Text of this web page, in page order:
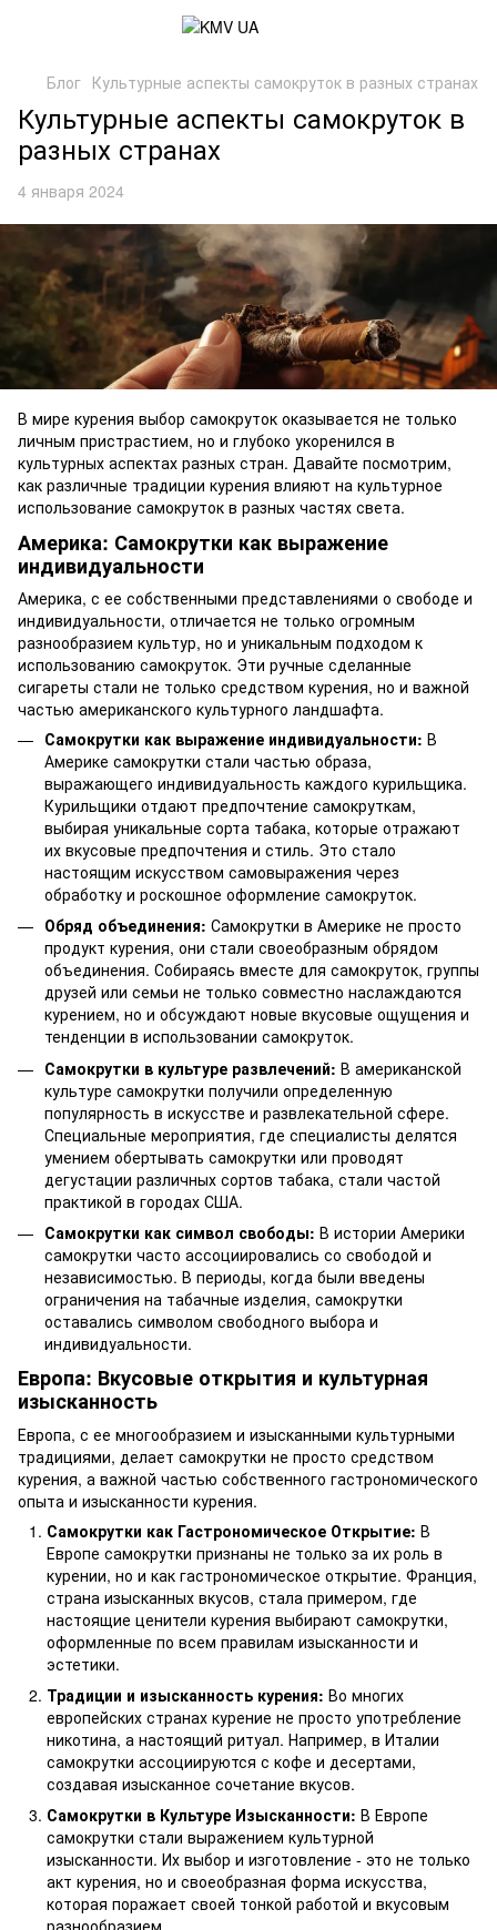
Блог Культурные аспекты самокруток в разных странах
Культурные аспекты самокруток в
разных странах
4 января 2024
В мире курения выбор самокруток оказывается не только
личным пристрастием, но и глубоко укоренился в
культурных аспектах разных стран. Давайте посмотрим,
как различные традиции курения влияют на культурное
использование самокруток в разных частях света.
Америка: Самокрутки как выражение
индивидуальности
Америка, с ее собственными представлениями о свободе и
индивидуальности, отличается не только огромным
разнообразием культур, но и уникальным подходом к
использованию самокруток. Эти ручные сделанные
сигареты стали не только средством курения, но и важной
частью американского культурного ландшафта.
Самокрутки как выражение индивидуальности: В
Америке самокрутки стали частью образа,
выражающего индивидуальность каждого курильщика.
Курильщики отдают предпочтение самокруткам,
выбирая уникальные сорта табака, которые отражают
их вкусовые предпочтения и стиль. Это стало
настоящим искусством самовыражения через
обработку и роскошное оформление самокруток.
Обряд объединения: Самокрутки в Америке не просто
продукт курения, они стали своеобразным обрядом
объединения. Собираясь вместе для самокруток, группы
друзей или семьи не только совместно наслаждаются
курением, но и обсуждают новые вкусовые ощущения и
тенденции в использовании самокруток.
Самокрутки в культуре развлечений: В американской
культуре самокрутки получили определенную
популярность в искусстве и развлекательной сфере.
Специальные мероприятия, где специалисты делятся
умением обертывать самокрутки или проводят
дегустации различных сортов табака, стали частой
практикой в городах США.
Самокрутки как символ свободы: В истории Америки
самокрутки часто ассоциировались со свободой и
независимостью. В периоды, когда были введены
ограничения на табачные изделия, самокрутки
оставались символом свободного выбора и
индивидуальности.
Европа: Вкусовые открытия и культурная
изысканность
Европа, с ее многообразием и изысканными культурными
традициями, делает самокрутки не просто средством
курения, а важной частью собственного гастрономического
опыта и изысканности курения.
Самокрутки как Гастрономическое Открытие: В
Европе самокрутки признаны не только за их роль в
курении, но и как гастрономическое открытие. Франция,
страна изысканных вкусов, стала примером, где
настоящие ценители курения выбирают самокрутки,
оформленные по всем правилам изысканности и
эстетики.
Традиции и изысканность курения: Во многих
европейских странах курение не просто употребление
никотина, а настоящий ритуал. Например, в Италии
самокрутки ассоциируются с кофе и десертами,
создавая изысканное сочетание вкусов.
Самокрутки в Культуре Изысканности: В Европе
самокрутки стали выражением культурной
изысканности. Их выбор и изготовление - это не только
акт курения, но и своеобразная форма искусства,
которая поражает своей тонкой работой и вкусовым